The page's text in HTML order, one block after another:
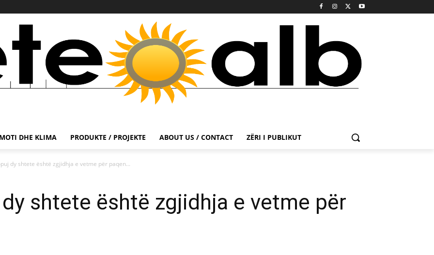
DHE KLIMA PRODUKTE / PROJEKTE ABOUT US / CONTACT ZËRI I PUBLIKUT
dy shtete është zgjidhja e vetme për paqen...
shtete është zgjidhja e vetme për